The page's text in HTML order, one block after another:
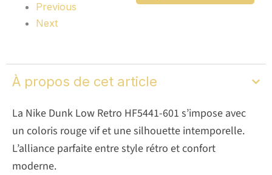
Previous
Next
À propos de cet article
La Nike Dunk Low Retro HF5441-601 s’impose avec
un coloris rouge vif et une silhouette intemporelle.
L’alliance parfaite entre style rétro et confort
moderne.